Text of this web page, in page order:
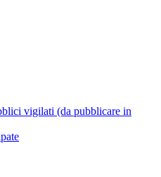
vigilati (da pubblicare in